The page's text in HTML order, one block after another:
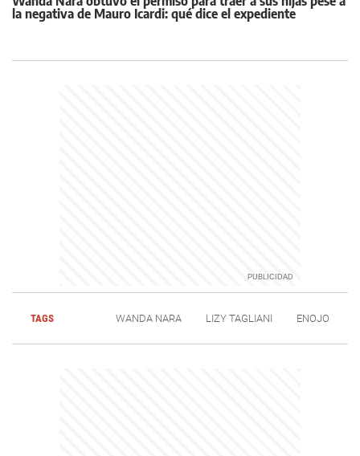
la negativa de Mauro Icardi: qué dice el expediente
TAGS WANDA NARA LIZY TAGLIANI ENOJO